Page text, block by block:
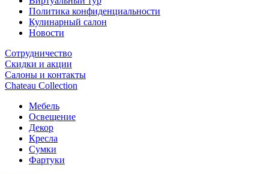
Политика конфиденциальности
Кулинарный салон
Новости
Сотрудничество
Скидки и акции
Салоны и контакты
Chateau Collection
Мебель
Освещение
Декор
Кресла
Сумки
Фартуки